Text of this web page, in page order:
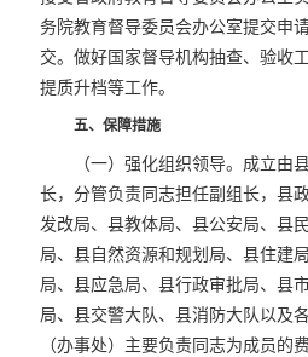
务院教育督导委员会办公室提交申
交。做好国家督导机构抽查、验收
提质升档等工作。
五、保障措施
（一）强化组织领导。成立由
长，分管负责同志担任副组长，县
发改局、县教体局、县公安局、县
局、县自然资源和规划局、县住建
局、县应急局、县行政审批局、县
局、县交警大队、县消防大队以及
（办事处）主要负责同志为成员的